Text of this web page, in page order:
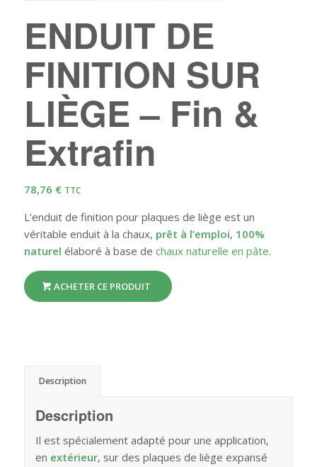
ENDUIT DE
FINITION SUR
LIÈGE – Fin &
Extrafin
78,76 € TTC
L’enduit de finition pour plaques de liège est un
véritable enduit à la chaux, prêt à l’emploi, 100%
naturel élaboré à base de chaux naturelle en pâte.
ACHETER CE PRODUIT
Description
Description
Il est spécialement adapté pour une application,
en extérieur, sur des plaques de liège expansé